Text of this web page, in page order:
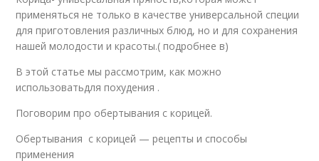
применяться не только в качестве универсальной специи
для приготовления различных блюд, но и для сохранения
нашей молодости и красоты.( подробнее в)
В этой статье мы рассмотрим, как можно
использоватьдля похудения .
Поговорим про обертывания с корицей.
Обертывания с корицей — рецепты и способы
применения